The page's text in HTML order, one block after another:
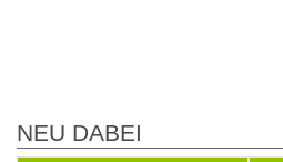
NEU DABEI